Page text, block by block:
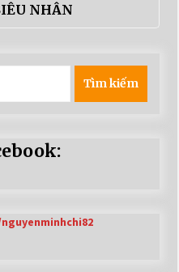
NHÂN